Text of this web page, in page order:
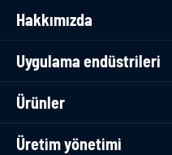
Hakkımızda
Uygulama endüstrileri
Ürünler
Üretim yönetimi